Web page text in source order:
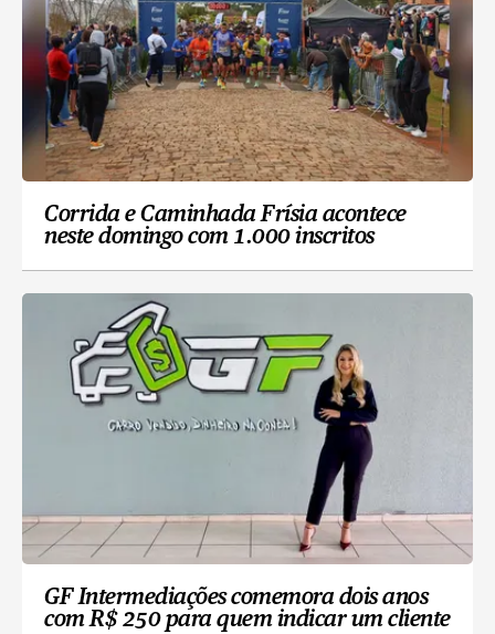
Corrida e Caminhada Frísia acontece
neste domingo com 1.000 inscritos
GF Intermediações comemora dois anos
com R$ 250 para quem indicar um cliente